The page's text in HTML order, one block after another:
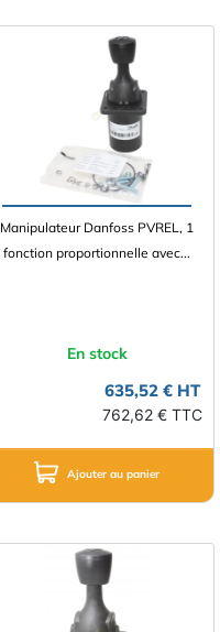
Manipulateur Danfoss PVREL, 1
fonction proportionnelle avec...
En stock
635,52 € HT
762,62 € TTC
Ajouter au panier